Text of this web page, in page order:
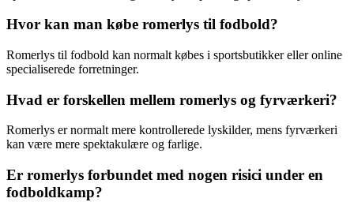
Hvor kan man købe romerlys til fodbold?
Romerlys til fodbold kan normalt købes i sportsbutikker eller online
specialiserede forretninger.
Hvad er forskellen mellem romerlys og fyrværkeri?
Romerlys er normalt mere kontrollerede lyskilder, mens fyrværkeri
kan være mere spektakulære og farlige.
Er romerlys forbundet med nogen risici under en
fodboldkamp?